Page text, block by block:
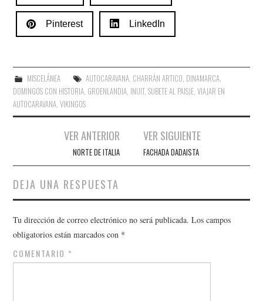
Pinterest LinkedIn
MISCELÁNEA AUTOCARAVANA, CHARRÁN ARTICO, DINAMARCA,
DOMINGOS CON HISTORIA, GROENLANDIA, INUIT,SUBETE AL PAISJE,VIAJAR EN
AUTOCARAVANA,VIKINGOS
Navegación
entradas
VER ANTERIOR
NORTE DE ITALIA
VER SIGUIENTE
FACHADA DADAISTA
DEJA UNA RESPUESTA
Tu dirección de correo electrónico no será publicada. Los campos
obligatorios están marcados con *
COMENTARIO *